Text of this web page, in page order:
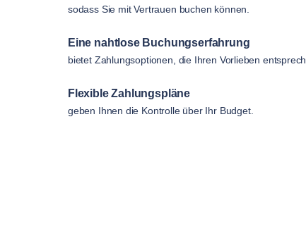
sodass Sie mit Vertrauen buchen können.
Eine nahtlose Buchungserfahrung
bietet Zahlungsoptionen, die Ihren Vorlieben
Flexible Zahlungspläne
geben Ihnen die Kontrolle über Ihr Budget.